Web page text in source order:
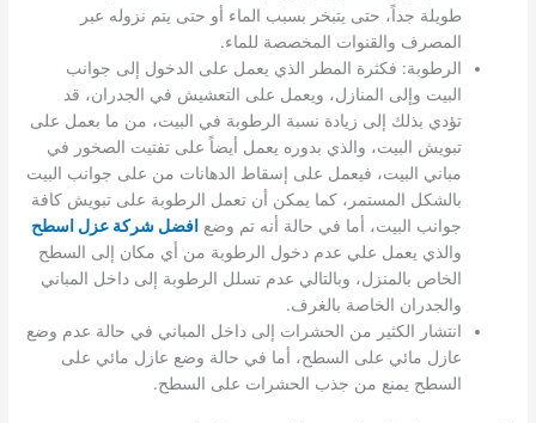
طويلة جداً، حتى يتبخر بسبب الماء أو حتى يتم نزوله عبر
المصرف والقنوات المخصصة للماء.
الرطوبة: فكثرة المطر الذي يعمل على الدخول إلى جوانب
البيت وإلى المنازل، ويعمل على التعشيش في الجدران، قد
تؤدي بذلك إلى زيادة نسبة الرطوبة في البيت، من ما بعمل على
تبويش البيت، والذي بدوره يعمل أيضاً على تفتيت الصخور في
مباني البيت، فيعمل على إسقاط الدهانات من على جوانب البيت
بالشكل المستمر، كما يمكن أن تعمل الرطوبة على تبويش كافة
جوانب البيت، أما في حالة أنه تم وضع افضل شركة عزل اسطح
والذي يعمل علي عدم دخول الرطوبة من أي مكان إلى السطح
الخاص بالمنزل، وبالتالي عدم تسلل الرطوبة إلى داخل المباني
والجدران الخاصة بالغرف.
انتشار الكثير من الحشرات إلى داخل المباني في حالة عدم وضع
عازل مائي على السطح، أما في حالة وضع عازل مائي على
السطح يمنع من جذب الحشرات على السطح.